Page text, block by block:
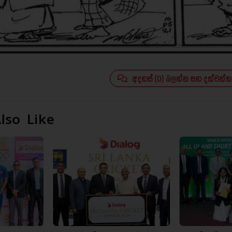
අදහස් (0) බලන්න සහ දක්වන්න
Like